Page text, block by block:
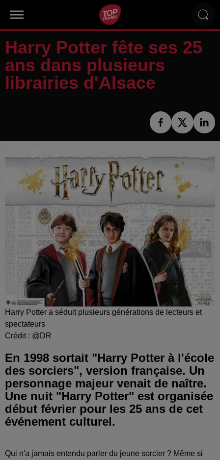
Harry Potter fête ses 25
ans dans plusieurs
librairies d'Alsace
Harry Potter a séduit plusieurs générations de lecteurs et
spectateurs
Crédit : @DR
En 1998 sortait "Harry Potter à l'école
des sorciers", version française. Un
personnage majeur venait de naître.
Une nuit "Harry Potter" est organisée
début février pour les 25 ans de cet
événement culturel.
Qui n'a jamais entendu parler du jeune sorcier ? Même si